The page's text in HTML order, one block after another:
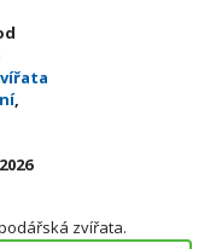
,
zvířata.